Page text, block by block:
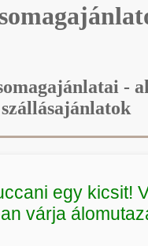
-
egy kicsit!
várja